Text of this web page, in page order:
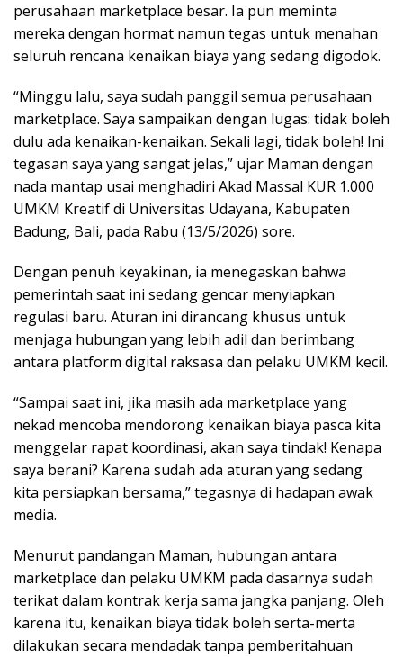
perusahaan marketplace besar. Ia pun meminta
mereka dengan hormat namun tegas untuk menahan
seluruh rencana kenaikan biaya yang sedang digodok.
“Minggu lalu, saya sudah panggil semua perusahaan
marketplace. Saya sampaikan dengan lugas: tidak boleh
dulu ada kenaikan-kenaikan. Sekali lagi, tidak boleh! Ini
tegasan saya yang sangat jelas,” ujar Maman dengan
nada mantap usai menghadiri Akad Massal KUR 1.000
UMKM Kreatif di Universitas Udayana, Kabupaten
Badung, Bali, pada Rabu (13/5/2026) sore.
Dengan penuh keyakinan, ia menegaskan bahwa
pemerintah saat ini sedang gencar menyiapkan
regulasi baru. Aturan ini dirancang khusus untuk
menjaga hubungan yang lebih adil dan berimbang
antara platform digital raksasa dan pelaku UMKM kecil.
“Sampai saat ini, jika masih ada marketplace yang
nekad mencoba mendorong kenaikan biaya pasca kita
menggelar rapat koordinasi, akan saya tindak! Kenapa
saya berani? Karena sudah ada aturan yang sedang
kita persiapkan bersama,” tegasnya di hadapan awak
media.
Menurut pandangan Maman, hubungan antara
marketplace dan pelaku UMKM pada dasarnya sudah
terikat dalam kontrak kerja sama jangka panjang. Oleh
karena itu, kenaikan biaya tidak boleh serta-merta
dilakukan secara mendadak tanpa pemberitahuan